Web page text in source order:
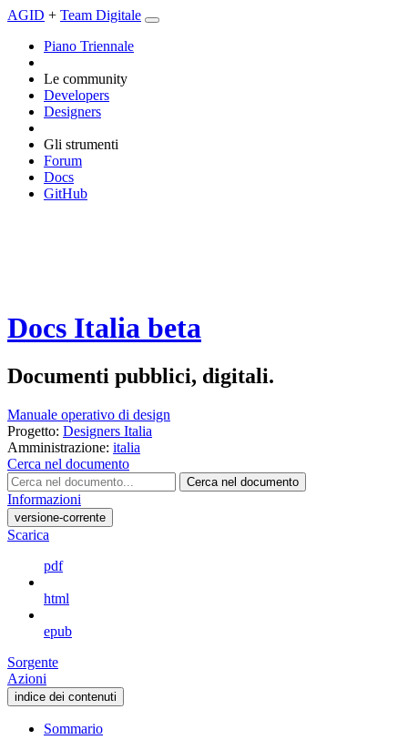
AGID + Team Digitale
Piano Triennale
Le community
Developers
Designers
Gli strumenti
Forum
Docs
GitHub
Docs Italia beta
Documenti pubblici, digitali.
Manuale operativo di design
Progetto: Designers Italia
Amministrazione: italia
Cerca nel documento
Cerca nel documento
Informazioni
versione-corrente
Scarica
pdf
html
epub
Sorgente
Azioni
indice dei contenuti
Sommario